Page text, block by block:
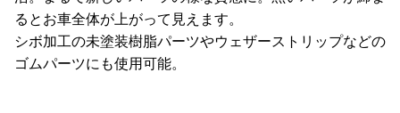
るとお車全体が上がって見えます。
シボ加工の未塗装樹脂パーツやウェザーストリップなどの
ゴムパーツにも使用可能。